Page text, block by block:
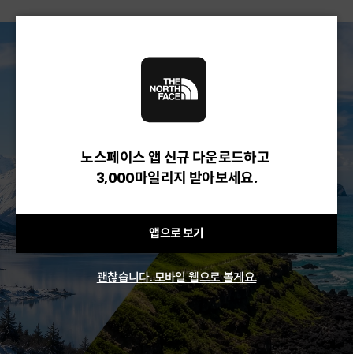
노스페이스 앱 신규 다운로드하고
3,000마일리지 받아보세요.
앱으로 보기
괜찮습니다. 모바일 웹으로 볼게요.